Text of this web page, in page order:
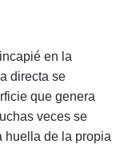
en la
directa se
que genera
veces se
huella de la propia